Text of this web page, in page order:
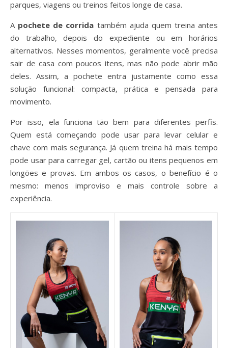
parques, viagens ou treinos feitos longe de casa.
A pochete de corrida também ajuda quem treina antes
do trabalho, depois do expediente ou em horários
alternativos. Nesses momentos, geralmente você precisa
sair de casa com poucos itens, mas não pode abrir mão
deles. Assim, a pochete entra justamente como essa
solução funcional: compacta, prática e pensada para
movimento.
Por isso, ela funciona tão bem para diferentes perfis.
Quem está começando pode usar para levar celular e
chave com mais segurança. Já quem treina há mais tempo
pode usar para carregar gel, cartão ou itens pequenos em
longões e provas. Em ambos os casos, o benefício é o
mesmo: menos improviso e mais controle sobre a
experiência.